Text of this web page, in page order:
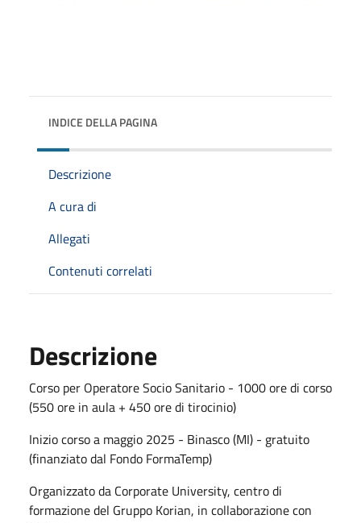
INDICE DELLA PAGINA
Descrizione
A cura di
Allegati
Contenuti correlati
Descrizione
Corso per Operatore Socio Sanitario - 1000 ore di corso
(550 ore in aula + 450 ore di tirocinio)
Inizio corso a maggio 2025 - Binasco (MI) - gratuito
(finanziato dal Fondo FormaTemp)
Organizzato da Corporate University, centro di
formazione del Gruppo Korian, in collaborazione con